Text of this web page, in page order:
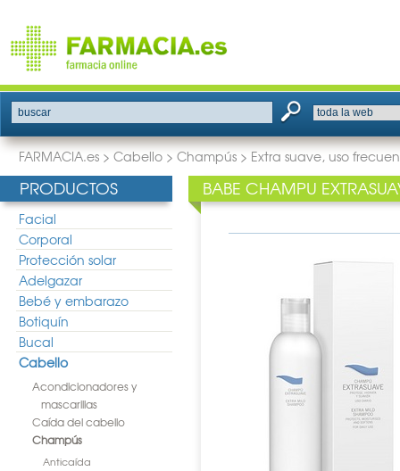
buscar
FARMACIA.es > Cabello > Champús > Extra suave, uso
PRODUCTOS
Facial
Corporal
Protección solar
Adelgazar
Bebé y embarazo
Botiquín
Bucal
Cabello
Acondicionadores y
mascarillas
Caída del cabello
Champús
Anticaída
BABE CHAMPU